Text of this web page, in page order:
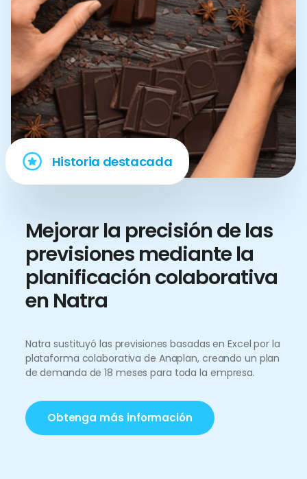
Historia destacada
Mejorar la precisión de las
previsiones mediante la
planificación colaborativa
en Natra
Natra sustituyó las previsiones basadas en Excel por la
plataforma colaborativa de Anaplan, creando un plan
de demanda de 18 meses para toda la empresa.
Obtenga más información